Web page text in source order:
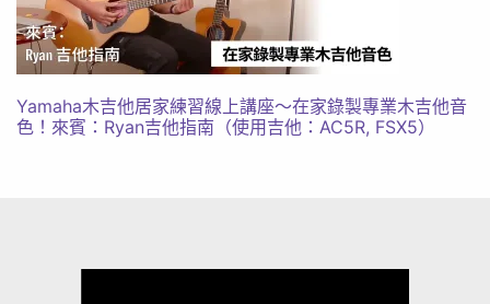
Yamaha木吉他居家練習線上講座～在家錄製專業木吉他音
色！來賓：Ryan吉他指南（使用吉他：AC5R, FSX5）